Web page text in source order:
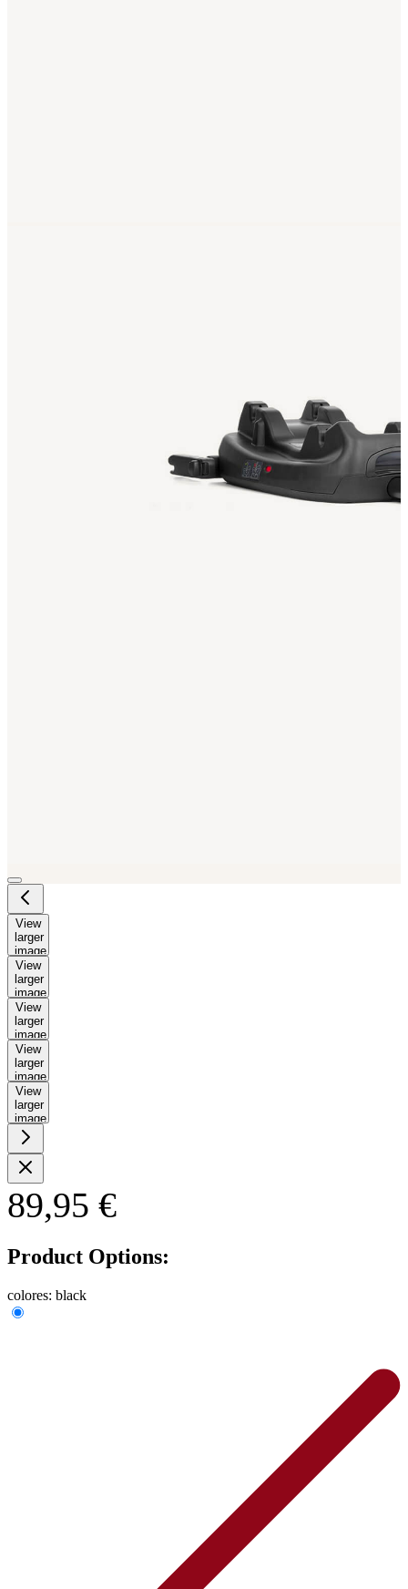
View
larger
image
View
larger
image
View
larger
image
View
larger
image
View
larger
image
89,95 €
Product Options:
colores: black